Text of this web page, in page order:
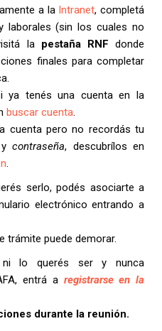
a la Intranet, completá
laborales (sin los cuales no
la pestaña RNF donde
finales para completar
ya tenés una cuenta en la
buscar cuenta.
cuenta pero no recordás tu
contraseña, descubrílos en
.
serlo, podés asociarte a
electrónico entrando a
trámite puede demorar.
lo querés ser y nunca
entrá a registrarse en la
durante la reunión.